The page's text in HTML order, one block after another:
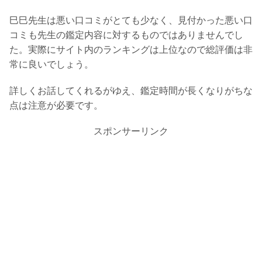
巳巳先生は悪い口コミがとても少なく、見付かった悪い口
コミも先生の鑑定内容に対するものではありませんでし
た。実際にサイト内のランキングは上位なので総評価は非
常に良いでしょう。
詳しくお話してくれるがゆえ、鑑定時間が長くなりがちな
点は注意が必要です。
スポンサーリンク